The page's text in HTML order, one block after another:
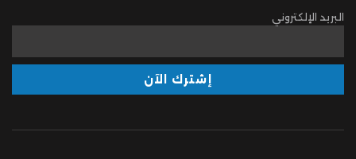
البريد الإلكتروني